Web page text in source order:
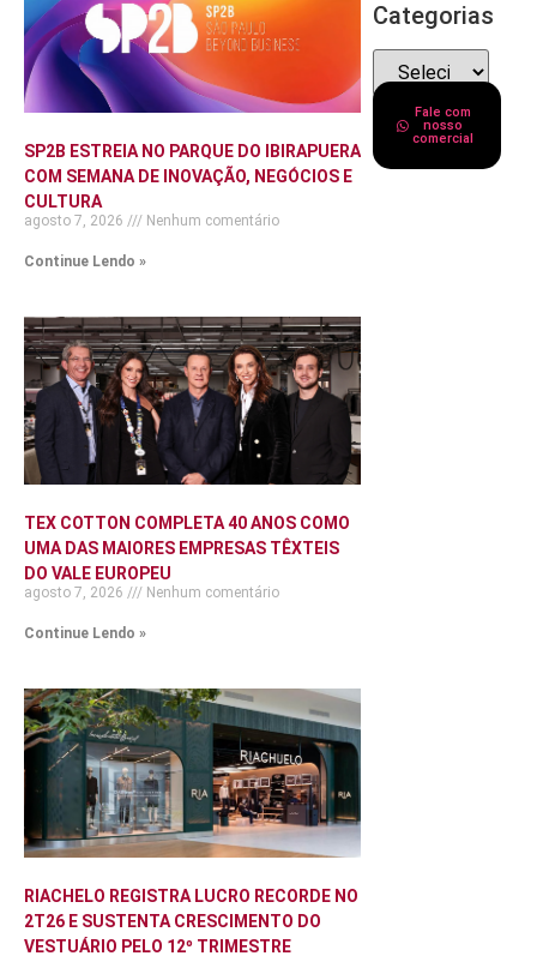
SP2B ESTREIA NO PARQUE DO IBIRAPUERA
COM SEMANA DE INOVAÇÃO, NEGÓCIOS E
CULTURA
agosto 7, 2026 Nenhum comentário
Continue Lendo »
TEX COTTON COMPLETA 40 ANOS COMO
UMA DAS MAIORES EMPRESAS TÊXTEIS
DO VALE EUROPEU
agosto 7, 2026 Nenhum comentário
Continue Lendo »
RIACHELO REGISTRA LUCRO RECORDE NO
2T26 E SUSTENTA CRESCIMENTO DO
VESTUÁRIO PELO 12º TRIMESTRE
Categorias
Fale com
nosso
comercial